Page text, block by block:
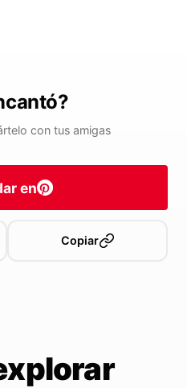
con tus amigas
en
Copiar